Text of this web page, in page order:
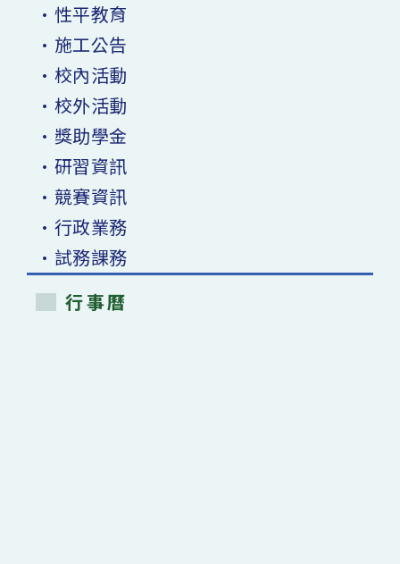
•性平教育
•施工公告
•校內活動
•校外活動
•獎助學金
•研習資訊
•競賽資訊
•行政業務
•試務課務
行事曆